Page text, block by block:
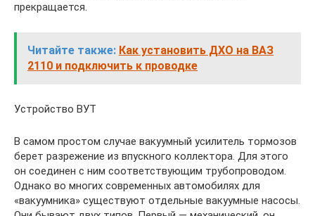
прекращается.
Читайте также: Как установить ДХО на ВАЗ
2110 и подключить к проводке
Устройство ВУТ
В самом простом случае вакуумный усилитель тормозов
берет разрежение из впускного коллектора. Для этого
он соединен с ним соответствующим трубопроводом.
Однако во многих современных автомобилях для
«вакуумника» существуют отдельные вакуумные насосы.